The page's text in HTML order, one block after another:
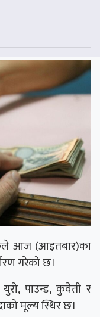
आज (आइतबार)का
गरेको छ।
पाउन्ड, कुवेती र
मूल्य स्थिर छ।